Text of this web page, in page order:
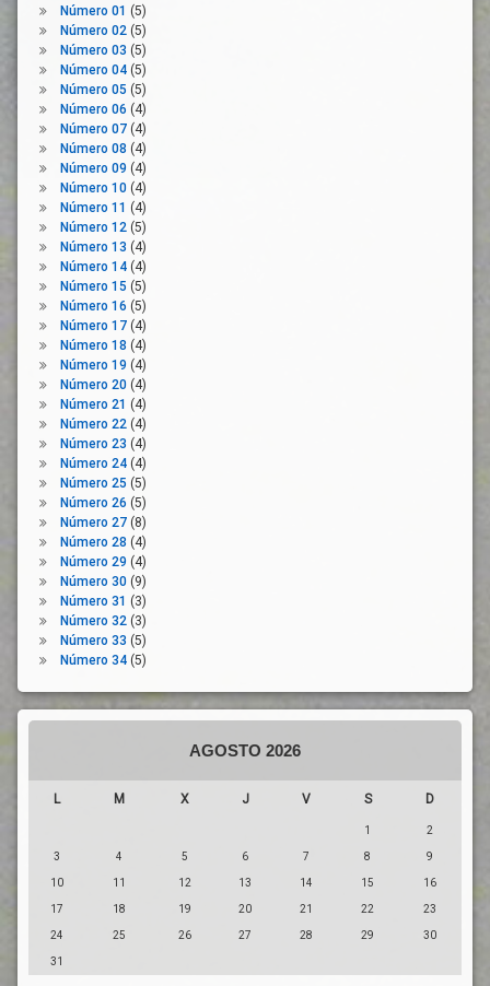
Número 01 (5)
Número 02(5)
Número 03 (5)
Número 04(5)
Número 05 (5)
Número 06 (4)
Número 07(4)
Número 08 (4)
Número 09 (4)
Número 10(4)
Número 11 (4)
Número 12(5)
Número 13 (4)
Número 14(4)
Número 15 (5)
Número 16 (5)
Número 17(4)
Número 18 (4)
Número 19 (4)
Número 20(4)
Número 21 (4)
Número 22(4)
Número 23 (4)
Número 24(4)
Número 25 (5)
Número 26 (5)
Número 27(8)
Número 28 (4)
Número 29 (4)
Número 30(9)
Número 31 (3)
Número 32(3)
Número 33 (5)
Número 34(5)
AGOSTO 2026
L M X J V S D
1 2
3 4 5 6 7 8 9
10 11 12 13 14 15 16
17 18 19 20 21 22 23
24 25 26 27 28 29 30
31